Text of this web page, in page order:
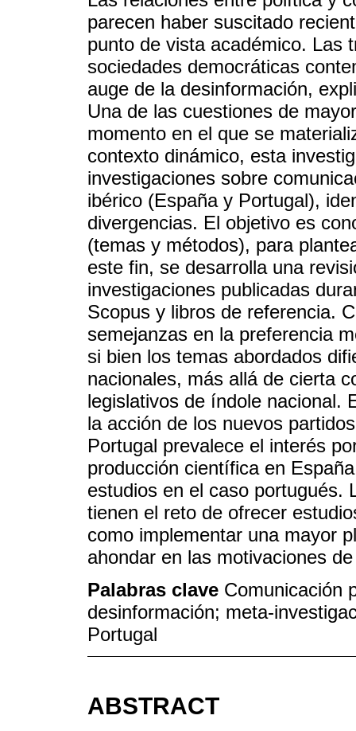
parecen haber suscitado
punto de vista académico. Las
sociedades democráticas
auge de la desinformación,
Una de las cuestiones de
momento en el que se
contexto dinámico, esta
investigaciones sobre
ibérico (España y Portugal),
divergencias. El objetivo es
(temas y métodos), para
este fin, se desarrolla una
investigaciones publicadas
Scopus y libros de referencia.
semejanzas en la preferencia
si bien los temas abordados
nacionales, más allá de cierta
legislativos de índole nacional.
la acción de los nuevos
Portugal prevalece el interés
producción científica en
estudios en el caso portugués.
tienen el reto de ofrecer
como implementar una mayor
ahondar en las motivaciones
Palabras clave Comunicación
desinformación; meta-
Portugal
ABSTRACT